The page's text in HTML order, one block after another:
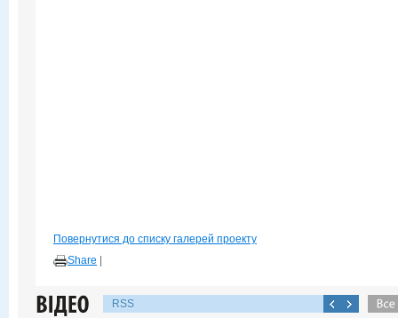
Повернутися до списку галерей проекту
Share
RSS